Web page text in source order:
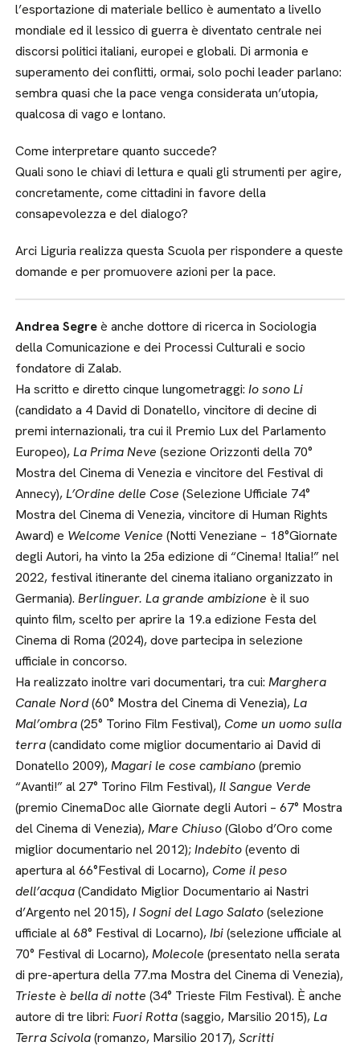
l’esportazione di materiale bellico è aumentato a livello
mondiale ed il lessico di guerra è diventato centrale nei
discorsi politici italiani, europei e globali. Di armonia e
superamento dei conflitti, ormai, solo pochi leader parlano:
sembra quasi che la pace venga considerata un’utopia,
qualcosa di vago e lontano.
Come interpretare quanto succede?
Quali sono le chiavi di lettura e quali gli strumenti per agire,
concretamente, come cittadini in favore della
consapevolezza e del dialogo?
Arci Liguria realizza questa Scuola per rispondere a queste
domande e per promuovere azioni per la pace.
Andrea Segreè anche dottore di ricerca in Sociologia
della Comunicazione e dei Processi Culturali e socio
fondatore di Zalab.
Ha scritto e diretto cinque lungometraggi:Io sono Li
(candidato a 4 David di Donatello, vincitore di decine di
premi internazionali, tra cui il Premio Lux del Parlamento
Europeo),La Prima Neve (sezione Orizzonti della 70°
Mostra del Cinema di Venezia e vincitore del Festival di
Annecy),L’Ordine delle Cose(Selezione Ufficiale 74°
Mostra del Cinema di Venezia, vincitore di Human Rights
Award) e Welcome Venice (Notti Veneziane – 18°Giornate
degli Autori, ha vinto la 25a edizione di “Cinema! Italia!” nel
2022, festival itinerante del cinema italiano organizzato in
Germania).Berlinguer. La grande ambizione è il suo
quinto film, scelto per aprire la 19.a edizione Festa del
Cinema di Roma (2024), dove partecipa in selezione
ufficiale in concorso.
Ha realizzato inoltre vari documentari, tra cui:Marghera
Canale Nord(60° Mostra del Cinema di Venezia),La
Mal’ombra(25° Torino Film Festival), Come un uomo sulla
terra(candidato come miglior documentario ai David di
Donatello 2009),Magari le cose cambiano(premio
“Avanti!” al 27° Torino Film Festival),Il Sangue Verde
(premio CinemaDoc alle Giornate degli Autori – 67° Mostra
del Cinema di Venezia),Mare Chiuso(Globo d’Oro come
miglior documentario nel 2012); Indebito(evento di
apertura al 66°Festival di Locarno), Come il peso
dell’acqua(Candidato Miglior Documentario ai Nastri
d’Argento nel 2015),I Sogni del Lago Salato(selezione
ufficiale al 68° Festival di Locarno),Ibi(selezione ufficiale al
70° Festival di Locarno),Molecole (presentato nella serata
di pre-apertura della 77.ma Mostra del Cinema di Venezia),
Trieste è bella di notte (34° Trieste Film Festival). È anche
autore di tre libri:Fuori Rotta(saggio, Marsilio 2015),La
Terra Scivola(romanzo, Marsilio 2017),Scritti